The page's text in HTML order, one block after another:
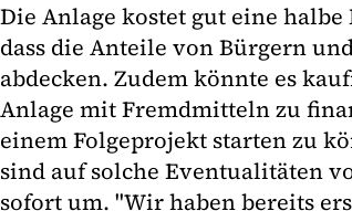
Die Anlage kostet gut eine
dass die Anteile von Bürgern
abdecken. Zudem könnte es
Anlage mit Fremdmitteln zu
einem Folgeprojekt starten zu
sind auf solche Eventualitäten
sofort um. "Wir haben bereits